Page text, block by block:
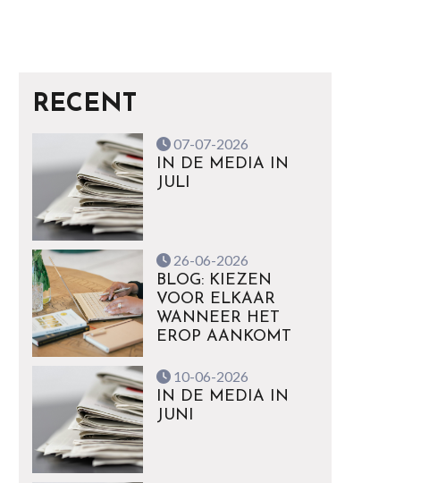
RECENT
07-07-2026
IN DE MEDIA IN
JULI
26-06-2026
BLOG: KIEZEN
VOOR ELKAAR
WANNEER HET
EROP AANKOMT
10-06-2026
IN DE MEDIA IN
JUNI